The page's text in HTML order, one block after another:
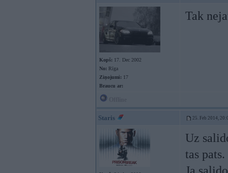
Kopš: 17. Dec 2002
No: Rīga
Ziņojumi: 17
Braucu ar:
Tak
Staris 25. Feb 2014,
Uz
tas